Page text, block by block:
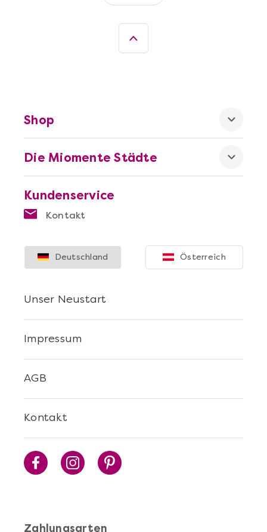
Wein- & Käse-Genuss@Home für 2
Neustadt
Kundenservice
Kontakt
Die Miomente Städte
Shop
Zahlungsarten
Kontakt
AGB
Impressum
Unser Neustart
Deutschland Österreich